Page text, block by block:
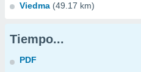
Viedma (49.17 km)
Tiempo...
PDF